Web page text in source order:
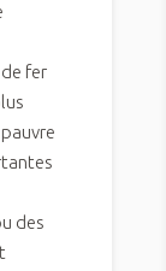
fer
des